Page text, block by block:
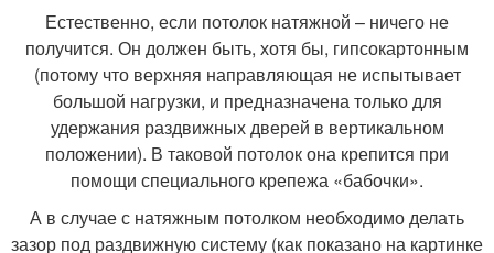
Естественно, если потолок натяжной – ничего не
получится. Он должен быть, хотя бы, гипсокартонным
(потому что верхняя направляющая не испытывает
большой нагрузки, и предназначена только для
удержания раздвижных дверей в вертикальном
положении). В таковой потолок она крепится при
помощи специального крепежа «бабочки».
А в случае с натяжным потолком необходимо делать
зазор под раздвижную систему (как показано на картинке